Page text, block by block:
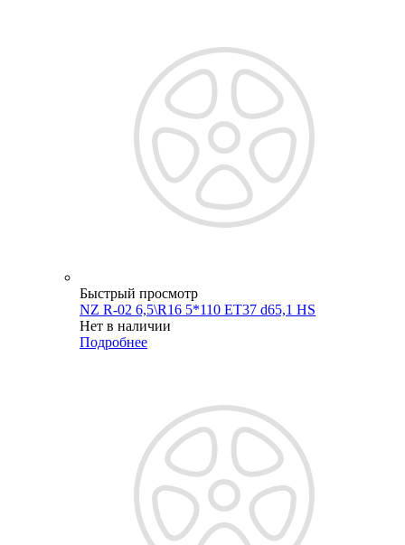
Быстрый просмотр
NZ R-02 6,5\R16 5*110 ET37 d65,1 HS
Нет в наличии
Подробнее